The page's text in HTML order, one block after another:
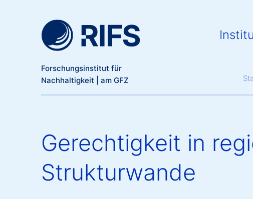
Forschungsinstitut für
Nachhaltigkeit | am GFZ
Gerechtigkeit in
Strukturwande